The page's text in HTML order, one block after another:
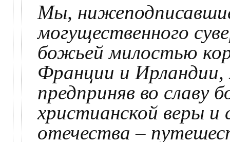
Мы,
могущественного
божьей милостью
Франции и Ирландии,
предприняв во славу
христианской веры и
отечества –